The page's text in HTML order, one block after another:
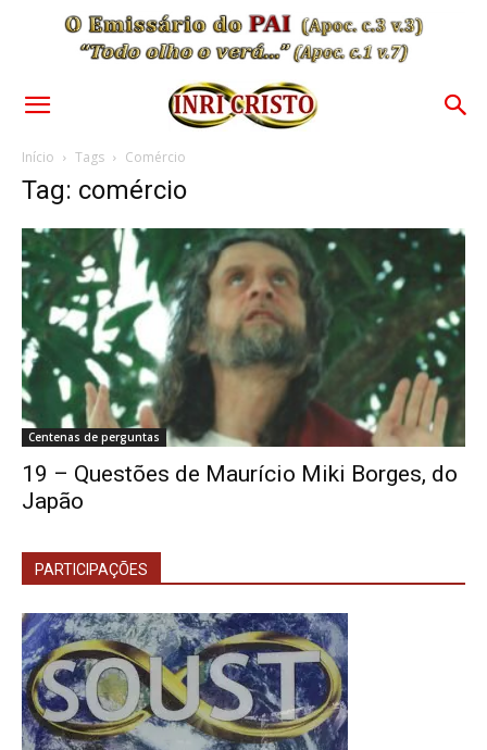
Início Tags Comércio
Tag: comércio
Centenas de perguntas
19 – Questões de Maurício Miki Borges, do
Japão
PARTICIPAÇÕES